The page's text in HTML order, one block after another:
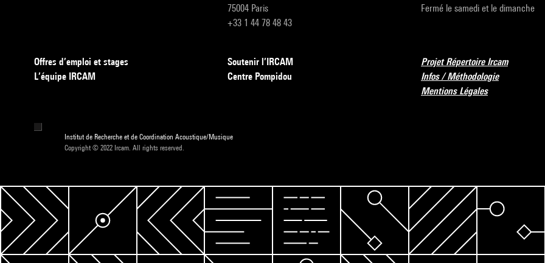
75004 Paris
+33 1 44 78 48 43
Fermé le samedi et le dimanche
Offres d’emploi et stages
L’équipe IRCAM
Soutenir l’IRCAM
Centre Pompidou
Projet Répertoire Ircam
Infos / Méthodologie
Mentions Légales
Institut de Recherche et de Coordination Acoustique/Musique
Copyright © 2022 Ircam. All rights reserved.